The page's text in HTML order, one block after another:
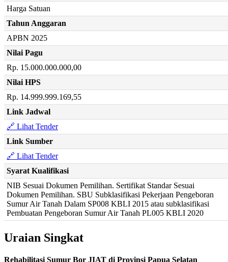
Harga Satuan
Tahun Anggaran
APBN 2025
Nilai Pagu
Rp. 15.000.000.000,00
Nilai HPS
Rp. 14.999.999.169,55
Link Jadwal
🔗 Lihat Tender
Link Sumber
🔗 Lihat Tender
Syarat Kualifikasi
NIB Sesuai Dokumen Pemilihan. Sertifikat Standar Sesuai
Dokumen Pemilihan. SBU Subklasifikasi Pekerjaan Pengeboran
Sumur Air Tanah Dalam SP008 KBLI 2015 atau subklasifikasi
Pembuatan Pengeboran Sumur Air Tanah PL005 KBLI 2020
Uraian Singkat
Rehabilitasi Sumur Bor JIAT di Provinsi Papua Selatan